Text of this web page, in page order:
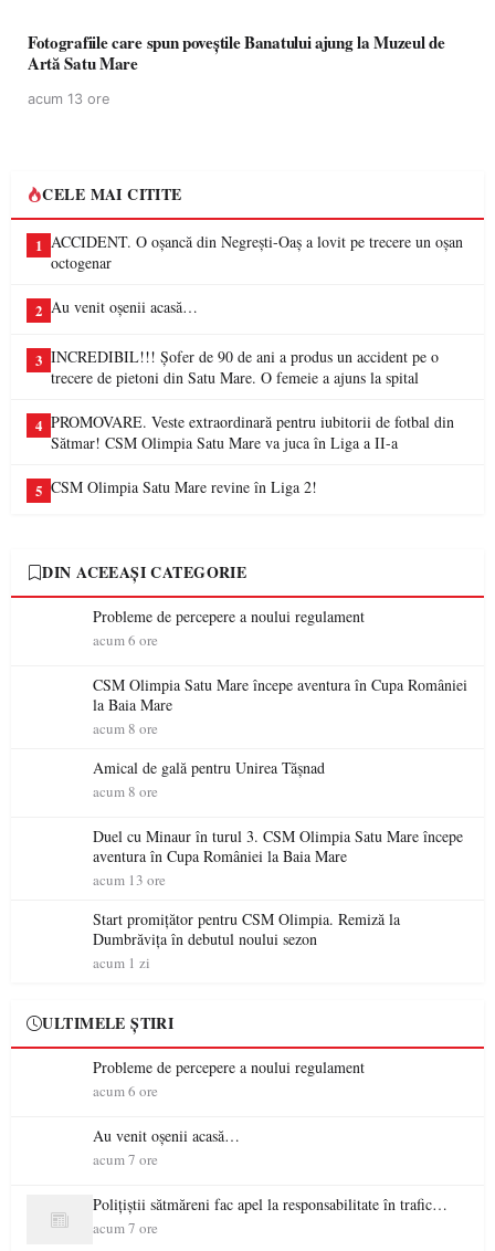
Fotografiile care spun poveștile Banatului ajung la Muzeul de
Artă Satu Mare
acum 13 ore
CELE MAI CITITE
1 ACCIDENT. O oșancă din Negrești-Oaș a lovit pe trecere un oșan
octogenar
2 Au venit oșenii acasă…
3 INCREDIBIL!!! Șofer de 90 de ani a produs un accident pe o
trecere de pietoni din Satu Mare. O femeie a ajuns la spital
4 PROMOVARE. Veste extraordinară pentru iubitorii de fotbal din
Sătmar! CSM Olimpia Satu Mare va juca în Liga a II-a
5 CSM Olimpia Satu Mare revine în Liga 2!
DIN ACEEAȘI CATEGORIE
Probleme de percepere a noului regulament
acum 6 ore
CSM Olimpia Satu Mare începe aventura în Cupa României
la Baia Mare
acum 8 ore
Amical de gală pentru Unirea Tășnad
acum 8 ore
Duel cu Minaur în turul 3. CSM Olimpia Satu Mare începe
aventura în Cupa României la Baia Mare
acum 13 ore
Start promițător pentru CSM Olimpia. Remiză la
Dumbrăvița în debutul noului sezon
acum 1 zi
ULTIMELE ȘTIRI
Probleme de percepere a noului regulament
acum 6 ore
Au venit oșenii acasă…
acum 7 ore
Polițiștii sătmăreni fac apel la responsabilitate în trafic…
acum 7 ore